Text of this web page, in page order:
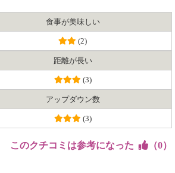
食事が美味しい
(2)
距離が長い
(3)
アップダウン数
(3)
このクチコミは参考になった （0）